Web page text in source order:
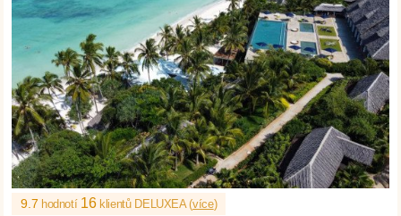
9.7 hodnotí 16klientů DELUXEA (více)